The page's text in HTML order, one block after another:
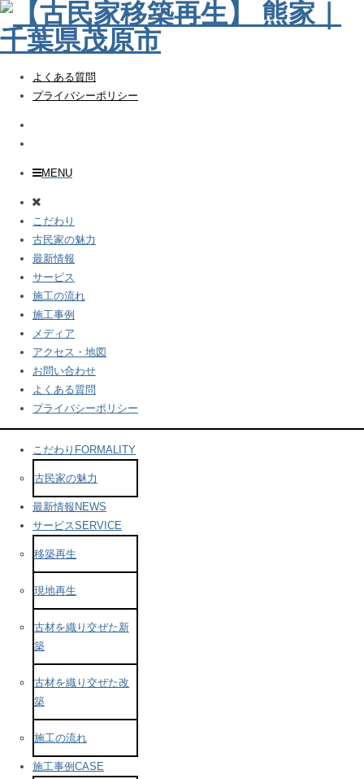
よくある質問
プライバシーポリシー
MENU
こだわり
古民家の魅力
最新情報
サービス
施工の流れ
施工事例
メディア
アクセス・地図
お問い合わせ
よくある質問
プライバシーポリシー
こだわり FORMALITY
古民家の魅力
最新情報NEWS
サービスSERVICE
移築再生
現地再生
古材を織り交ぜた新
築
古材を織り交ぜた改
築
施工の流れ
施工事例CASE